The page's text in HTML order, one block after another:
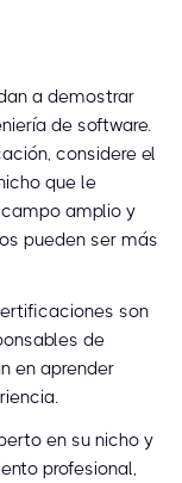
a demostrar
de software.
considere el
que le
campo amplio y
pueden ser más
son
de
en aprender
en su nicho y
profesional,